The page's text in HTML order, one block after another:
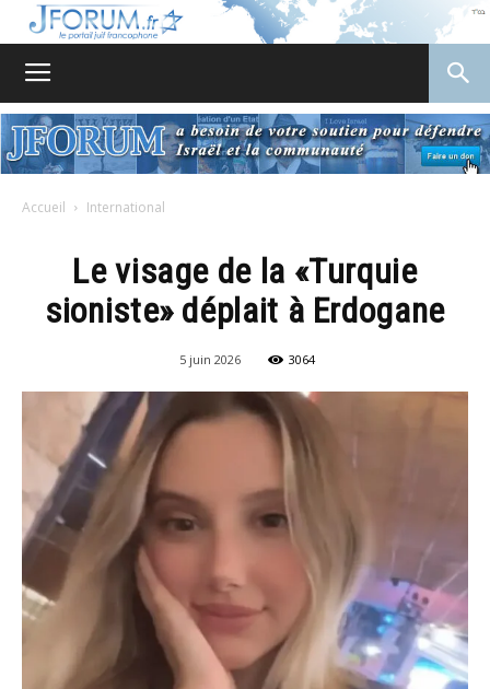
Accueil International
Le visage de la «Turquie
sioniste» déplait à Erdogane
5 juin 2026 3064